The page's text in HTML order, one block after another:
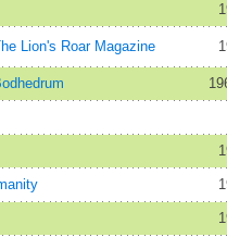
Lion's Roar Magazine